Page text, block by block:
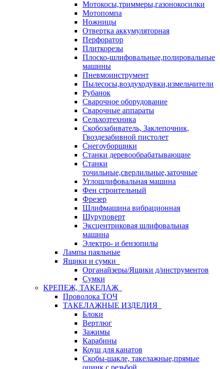
Мотокосы,триммеры,газонокосилки
Мотопомпа
Ножницы
Отвертка аккумуляторная
Перфоратор
Плиткорезы
Плоско-шлифовальные,полировальные
машины
Пневмоинструмент
Пылесосы,воздуходувки,измельчители
Рубанок
Сварочное оборудование
Сварочные аппараты
Сельхозтехника
Скобозабиватель, Заклепочник,
Гвоздезабивной пистолет
Снегоуборщики
Станки деревообрабатывающие
Станки
точильные,сверлильные,заточные
Углошлифовальная машина
Фен строительный
Фрезер
Шлифмашина вибрационная
Шуруповерт
Эксцентриковая шлифовальная
машина
Электро- и бензопилы
Лампы паяльные
Ящики и сумки
Органайзеры/Ящики д/инструментов
Сумки
КРЕПЕЖ, ТАКЕЛАЖ
Проволока ТОЧ
ТАКЕЛАЖНЫЕ ИЗДЕЛИЯ
Блоки
Вертлюг
Зажимы
Карабины
Коуш для канатов
Скобы-шакле, такелажные,прямые
оцинк.с резьбой